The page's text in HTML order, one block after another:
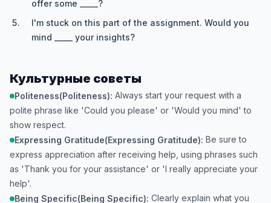
offer some _____?
I'm stuck on this part of the assignment. Would you
mind _____ your insights?
Культурные советы
Politeness(Politeness): Always start your request with a
polite phrase like 'Could you please' or 'Would you mind' to
show respect.
Expressing Gratitude(Expressing Gratitude): Be sure to
express appreciation after receiving help, using phrases such
as 'Thank you for your assistance' or 'I really appreciate your
help'.
Being Specific(Being Specific): Clearly explain what you